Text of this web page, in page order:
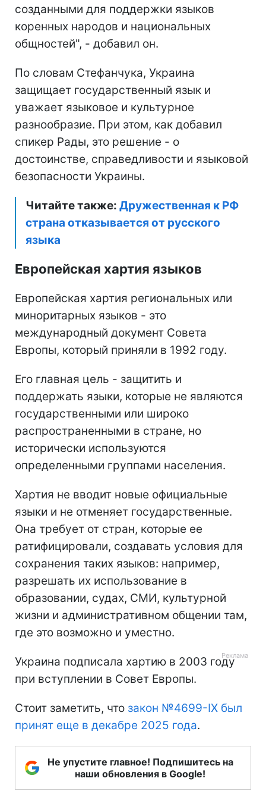
созданными для поддержки языков
коренных народов и национальных
общностей", - добавил он.
По словам Стефанчука, Украина
защищает государственный язык и
уважает языковое и культурное
разнообразие. При этом, как добавил
спикер Рады, это решение - о
достоинстве, справедливости и языковой
безопасности Украины.
Читайте также: Дружественная к РФ
страна отказывается от русского
языка
Европейская хартия языков
Европейская хартия региональных или
миноритарных языков - это
международный документ Совета
Европы, который приняли в 1992 году.
Его главная цель - защитить и
поддержать языки, которые не являются
государственными или широко
распространенными в стране, но
исторически используются
определенными группами населения.
Хартия не вводит новые официальные
языки и не отменяет государственные.
Она требует от стран, которые ее
ратифицировали, создавать условия для
сохранения таких языков: например,
разрешать их использование в
образовании, судах, СМИ, культурной
жизни и административном общении там,
где это возможно и уместно.
Украина подписала хартию в 2003 году
при вступлении в Совет Европы.
Стоит заметить, что закон №4699-IX был
принят еще в декабре 2025 года.
Не упустите главное! Подпишитесь на
наши обновления в Google!